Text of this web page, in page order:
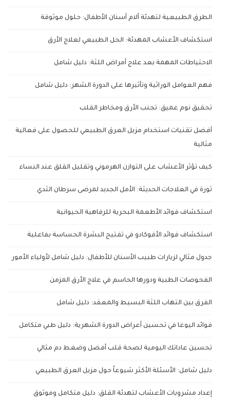
الطرق الطبيعية لتهدئة آلام أسنان الأطفال: حلول موثوقة
استكشاف الأعشاب المهدئة: الحل الطبيعي لعلاج الأرق
الاحتياطات المهمة بعد علاج أمراض اللثة: دليل شامل
فهم العوامل الوراثية وتأثيرها على الدورة الشهر: دليل شامل
تحقيق نوم عميق: تجنب الأرق ومخاطر القلب
أفضل تقنيات استخدام مزيل العرق الطبيعي للحصول على فعالية
مثالية
كيف تؤثر الأعشاب على التوازن الهرموني وتقليل القلق عند النساء
ثورة في العلاجات الحديثة: الأمل الجديد لمرضى سرطان الثدي
استكشاف فوائد الأطعمة البحرية للرفاهية الحيوانية
استكشاف فوائد الأفوكادو في تفتيح البشرة الحساسة بفاعلية
جدول مثالي لزيارات طبيب الأسنان للأطفال: دليل شامل لأولياء الأمور
الفحوصات الطبية ودورها الحاسم في علاج الأرق المزمن
الفرق بين التهاب اللثة البسيط والمعقد: دليل شامل
فوائد اليوغا في تحسين أعراض الدورة الشهرية: دليل طبي متكامل
تحسين عاداتك اليومية لصحة قلب أفضل وضغط دم مثالي
دليل شامل: الأسئلة الأكثر شيوعاً حول مزيل العرق الطبيعي
إعداد مشروبات الأعشاب لتهدئة القلق: دليل متكامل وموثوق